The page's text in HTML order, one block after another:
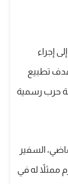
إجراء
تطبيع
حرب رسمية
السفير
ممثلاً له في